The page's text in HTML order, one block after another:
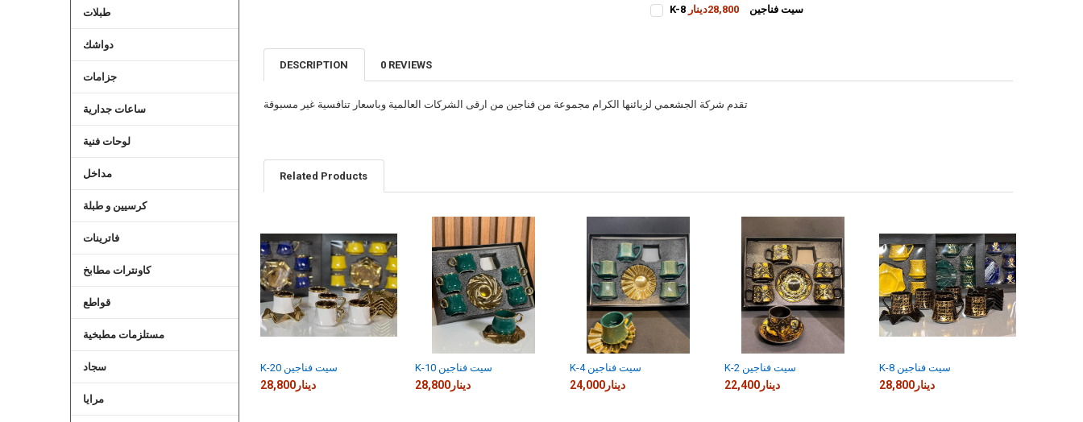
طبلات
دواشك
جزامات
ساعات جدارية
لوحات فنية
مداخل
كرسيين و طبلة
فاترينات
كاونترات مطابخ
قواطع
مستلزمات مطبخية
سجاد
مرايا
STOCK:
K-8 سيت فناجين
28,800دينار
DESCRIPTION
0 REVIEWS
تقدم شركة الجشعمي لزبائنها الكرام مجموعة من فناجين من ارقى الشركات العالمية وباسعار تنافسية غير مسبوقة
Related Products
Related
Products
K-20 سيت فناجين
28,800دينار
K-10 سيت فناجين
28,800دينار
K-4 سيت فناجين
24,000دينار
K-2 سيت فناجين
22,400دينار
K-8 سيت فناجين
28,800دينار